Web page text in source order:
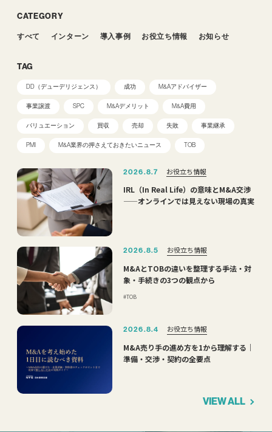
CATEGORY
すべて インターン 導入事例 お役立ち情報 お知らせ
TAG
DD（デューデリジェンス） 成功 M&Aアドバイザー
事業譲渡 SPC M&Aデメリット M&A費用
バリュエーション 買収 売却 失敗 事業継承
PMI M&A業界の押さえておきたいニュース TOB
2026.8.7 お役立ち情報
IRL（In Real Life）の意味とM&A交渉
——オンラインでは見えない現場の真実
2026.8.5 お役立ち情報
M&AとTOBの違いを整理する――手法・対
象・手続きの3つの観点から
TOB
2026.8.4 お役立ち情報
M&A売り手の進め方を1から理解する｜
準備・交渉・契約の全要点
VIEW ALL